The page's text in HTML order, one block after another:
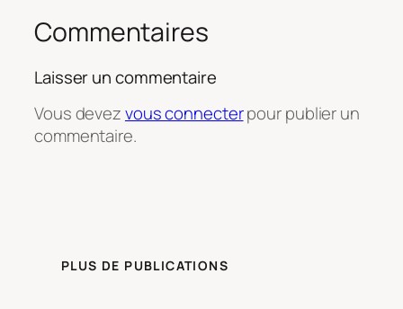
Commentaires
Laisser un commentaire
Vous devezvous connecterpour publier un
commentaire.
PLUS DE PUBLICATIONS